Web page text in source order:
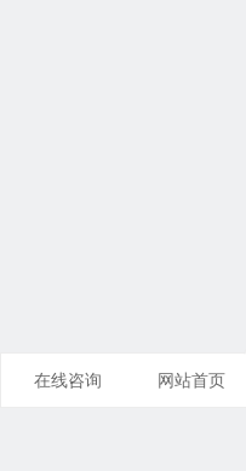
在线咨询 网站首页